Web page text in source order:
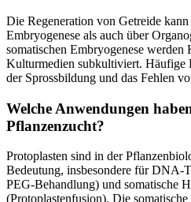
Die Regeneration von Getreide
Embryogenese als auch über
somatischen Embryogenese
Kulturmedien subkultiviert. Häufige
der Sprossbildung und das Fehlen
Welche Anwendungen
Pflanzenzucht?
Protoplasten sind in der
Bedeutung, insbesondere für DNA-
PEG-Behandlung) und somatische
(Protoplastenfusion). Die